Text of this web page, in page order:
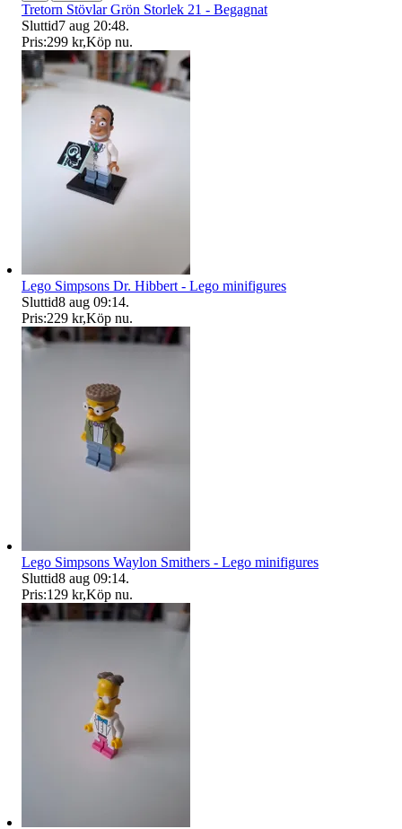
Tretorn Stövlar Grön Storlek 21 - Begagnat
Sluttid7 aug 20:48.
Pris:299 kr,Köp nu.
Lego Simpsons Dr. Hibbert - Lego minifigures
Sluttid8 aug 09:14.
Pris:229 kr,Köp nu.
Lego Simpsons Waylon Smithers - Lego minifigures
Sluttid8 aug 09:14.
Pris:129 kr,Köp nu.